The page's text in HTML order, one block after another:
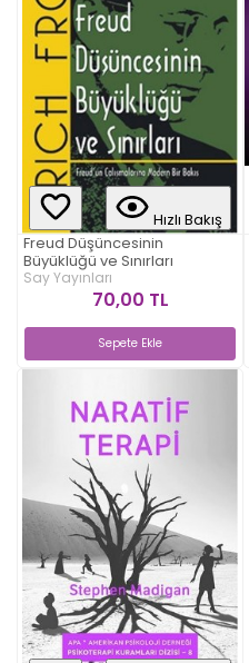
Hızlı Bakış
Freud Düşüncesinin
Büyüklüğü ve Sınırları
Say Yayınları
70,00 TL
Sepete Ekle